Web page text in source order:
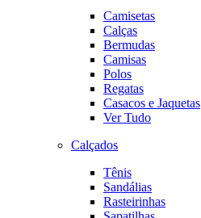
Camisetas
Calças
Bermudas
Camisas
Polos
Regatas
Casacos e Jaquetas
Ver Tudo
Calçados
Tênis
Sandálias
Rasteirinhas